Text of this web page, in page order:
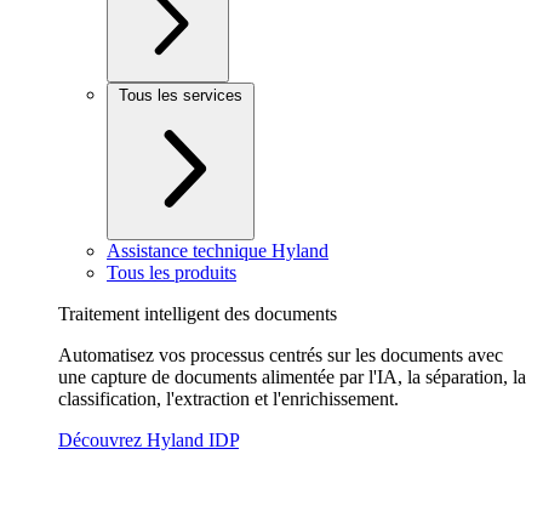
Tous les services
Assistance technique Hyland
Tous les produits
Traitement intelligent des documents
Automatisez vos processus centrés sur les documents avec
une capture de documents alimentée par l'IA, la séparation, la
classification, l'extraction et l'enrichissement.
Découvrez Hyland IDP